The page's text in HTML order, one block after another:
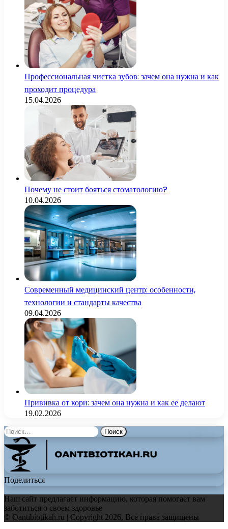
Профессиональная чистка зубов: зачем она нужна и как
проходит процедура
15.04.2026
Почему не стоит бояться стоматологию?
10.04.2026
Современный медицинский центр: особенности,
технологии и стандарты качества
09.04.2026
Прививка от кори: зачем она нужна и как ее делают
19.02.2026
Найти:
Поделиться
Наш сайт предлагает информацию, которая помогает вам
заботиться о своем здоровье
© Oantibiotikah.ru | Copyright 2026, Все права защищены